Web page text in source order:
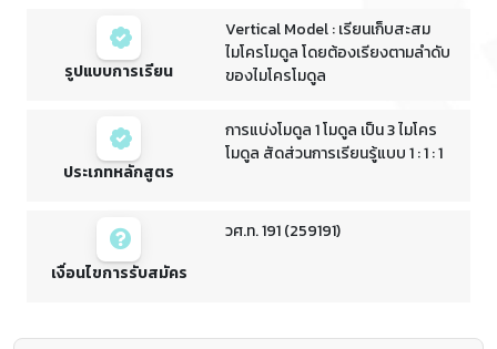
รูปแบบการเรียน
Vertical Model : เรียนเก็บสะสม
ไมโครโมดูล โดยต้องเรียงตามลำดับ
ของไมโครโมดูล
ประเภทหลักสูตร
การแบ่งโมดูล 1 โมดูล เป็น 3 ไมโคร
โมดูล สัดส่วนการเรียนรู้แบบ 1 : 1 : 1
เงื่อนไขการรับสมัคร
วศ.ท. 191 (259191)